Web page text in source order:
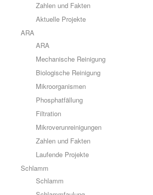
Zahlen und Fakten
Aktuelle Projekte
ARA
ARA
Mechanische Reinigung
Biologische Reinigung
Mikroorganismen
Phosphatfällung
Filtration
Mikroverunreinigungen
Zahlen und Fakten
Laufende Projekte
Schlamm
Schlamm